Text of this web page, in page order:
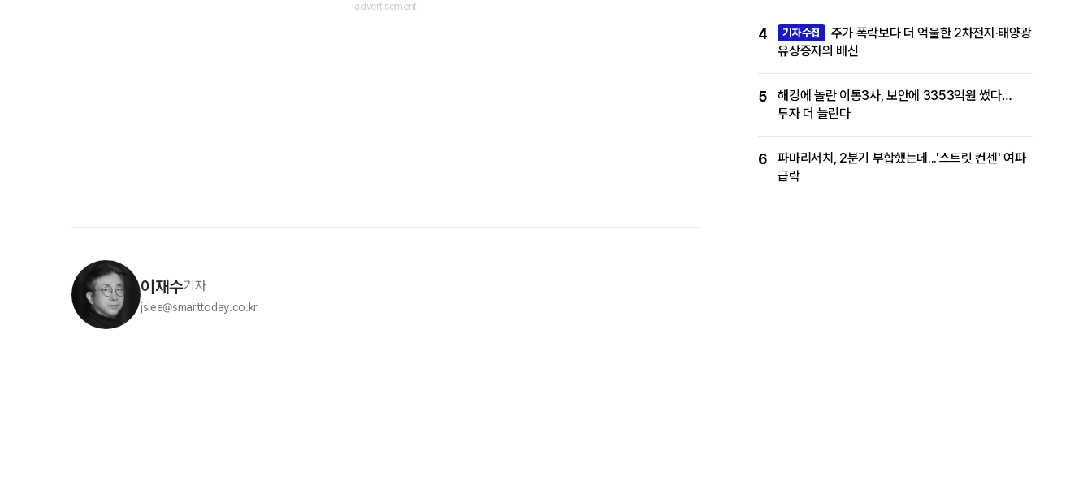
이재수기자
jslee@smarttoday.co.kr
4 기자수첩
주가 폭락보다 더 억울한 2차전지·태양광
유상증자의 배신
5
해킹에 놀란 이통3사, 보안에 3353억원 썼다…
투자 더 늘린다
6
파마리서치, 2분기 부합했는데...'스트릿 컨센' 여파
급락